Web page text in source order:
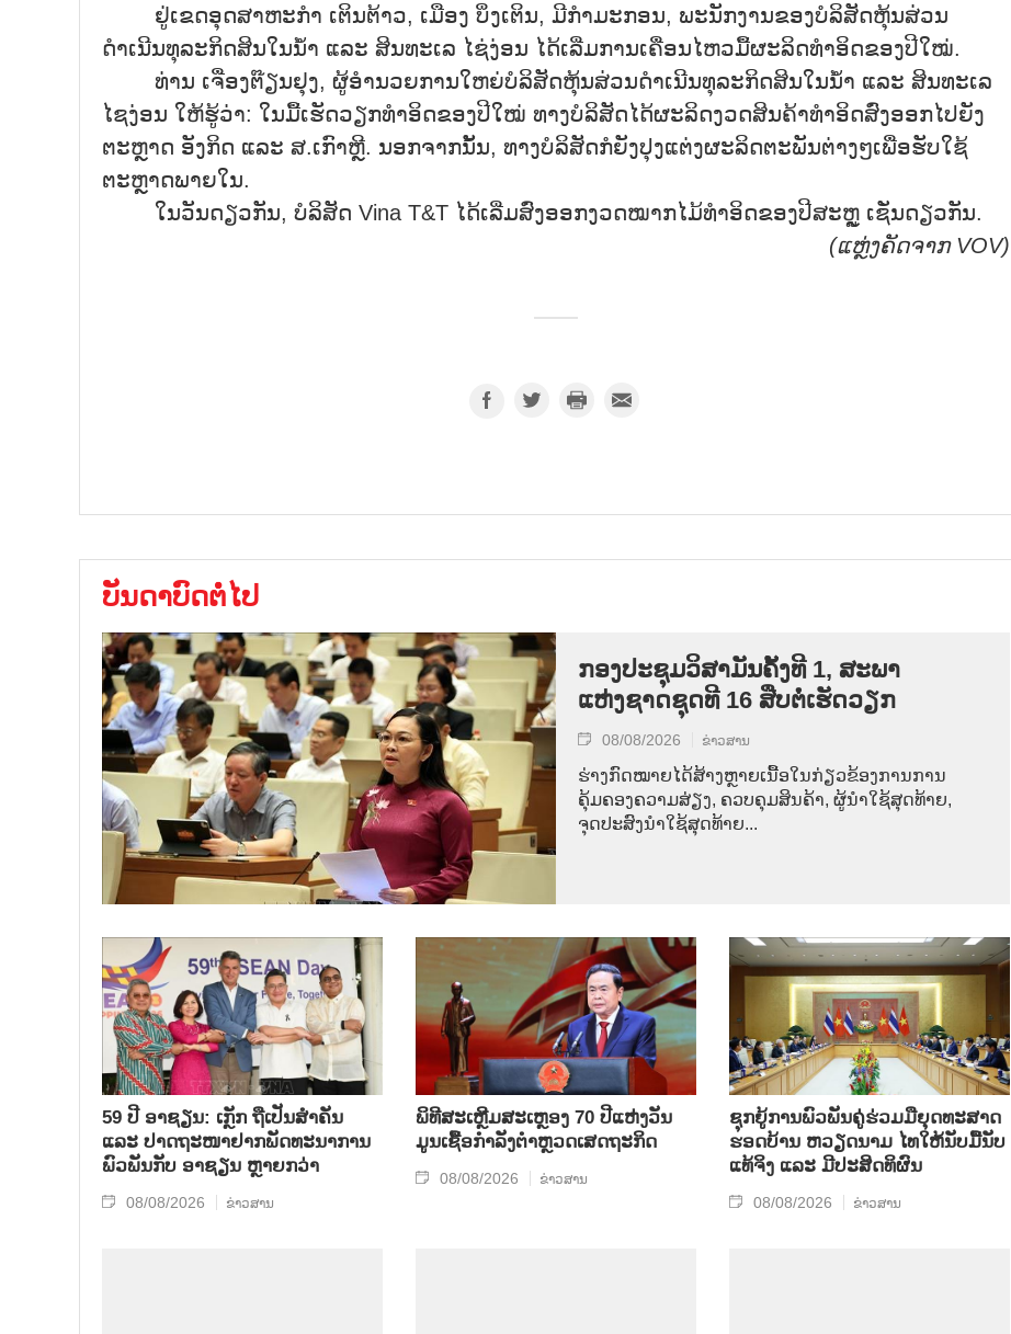
ຢູ່ເຂດອຸດສາຫະກຳ ເຕິນຕ້າວ, ເມືອງ ບິ່ງເຕິນ, ມີກຳມະກອນ, ພະນັກງານຂອງບໍລິສັດຫຸ້ນສ່ວນ
ດຳເນີນທຸລະກິດສິນໃນນ້ຳ ແລະ ສິນທະເລ ໄຊ່ງ່ອນ ໄດ້ເລີ່ມການເຄື່ອນໄຫວມື້ຜະລິດທຳອິດຂອງປີໃໝ່.
ທ່ານ ເຈື່ອງຕ໊ຽນຢຸງ, ຜູ້ອຳນວຍການໃຫຍ່ບໍລິສັດຫຸ້ນສ່ວນດຳເນີນທຸລະກິດສິນໃນນ້ຳ ແລະ ສິນທະເລ
ໄຊງ່ອນ ໃຫ້ຮູ້ວ່າ: ໃນມື້ເຮັດວຽກທຳອິດຂອງປີໃໝ່ ທາງບໍລິສັດໄດ້ຜະລິດງວດສິນຄ້າທຳອິດສົ່ງອອກໄປຍັງ
ຕະຫຼາດ ອັງກິດ ແລະ ສ.ເກົາຫຼີ. ນອກຈາກນັ້ນ, ທາງບໍລິສັດກໍຍັງປຸງແຕ່ງຜະລິດຕະພັນຕ່າງໆເພື່ອຮັບໃຊ້
ຕະຫຼາດພາຍໃນ.
ໃນວັນດຽວກັນ, ບໍລິສັດ Vina T&T ໄດ້ເລີ່ມສົ່ງອອກງວດໝາກໄມ້ທຳອິດຂອງປີສະຫຼູ ເຊັ່ນດຽວກັນ.
(ແຫຼ່ງຄັດຈາກ VOV)
ບັນດາບົດຕໍ່ໄປ
ກອງປະຊຸມວິສາມັນຄັ້ງທີ 1, ສະພາ
ແຫ່ງຊາດຊຸດທີ 16 ສືບຕໍ່ເຮັດວຽກ
08/08/2026 ຂ່າວສານ
ຮ່າງກົດໝາຍໄດ້ສ້າງຫຼາຍເນື້ອໃນກ່ຽວຂ້ອງການການ
ຄຸ້ມຄອງຄວາມສ່ຽງ, ຄວບຄຸມສິນຄ້າ, ຜູ້ນຳໃຊ້ສຸດທ້າຍ,
ຈຸດປະສົງນຳໃຊ້ສຸດທ້າຍ...
59 ປີ ອາຊຽນ: ເກຼັກ ຖືເປັນສຳຄັນ
ແລະ ປາດຖະໜາຢາກພັດທະນາການ
ພົວພັນກັບ ອາຊຽນ ຫຼາຍກວ່າ
08/08/2026 ຂ່າວສານ
ພິທີສະເຫຼີມສະເຫຼອງ 70 ປີແຫ່ງວັນ
ມູນເຊື້ອກຳລັງຕຳຫຼວດເສດຖະກິດ
08/08/2026 ຂ່າວສານ
ຊຸກ​ຍູ້​ການ​ພົວ​ພັນ​ຄູ່​ຮ່ວມ​ມື​ຍຸດ​ທະ​ສາດ​
ຮອດ​ບ້ານ ຫວຽດ​ນາມ ໄທ​ໃຫ້​ນັບ​ມື້​ນັບ​
ແທ້​ຈິງ ແລະ ມີ​ປະ​ສິດ​ທິ​ຜົນ
08/08/2026 ຂ່າວສານ